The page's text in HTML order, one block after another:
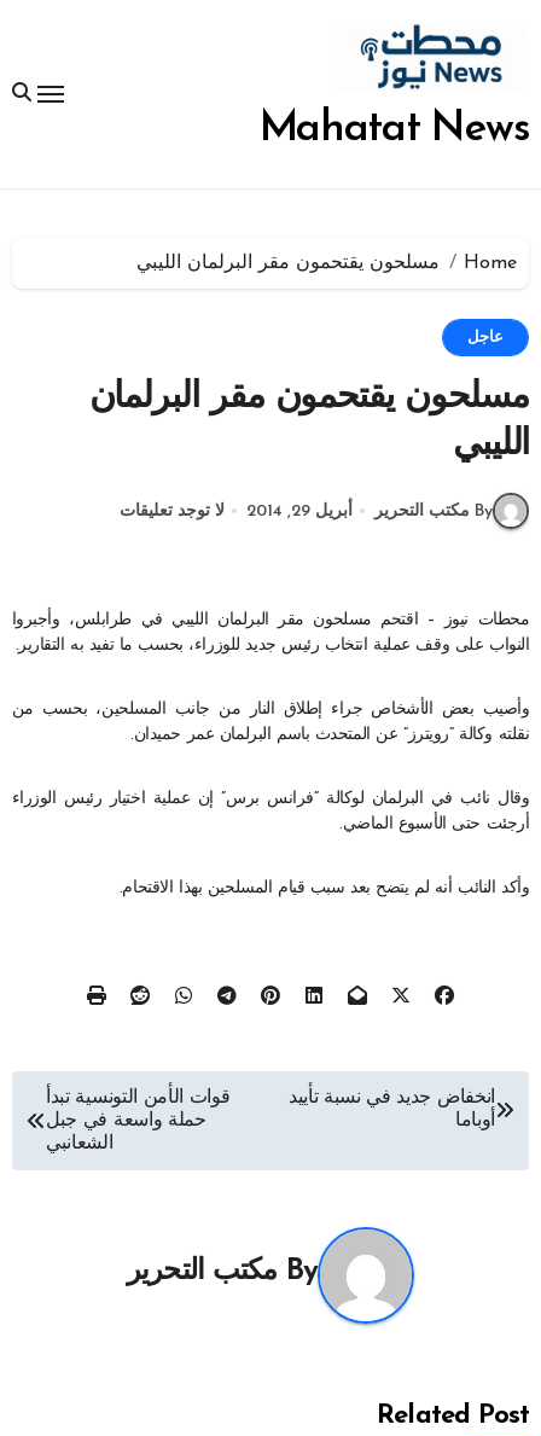
المحتوى
Mahatat News
Home مسلحون يقتحمون مقر البرلمان الليبي
عاجل
مسلحون يقتحمون مقر البرلمان
الليبي
By مكتب التحرير أبريل 29, 2014 لا توجد تعليقات
محطات نيوز – اقتحم مسلحون مقر البرلمان الليبي في طرابلس، وأجبروا
النواب على وقف عملية انتخاب رئيس جديد للوزراء، بحسب ما تفيد به التقارير.
وأصيب بعض الأشخاص جراء إطلاق النار من جانب المسلحين، بحسب من
نقلته وكالة “رويترز” عن المتحدث باسم البرلمان عمر حميدان.
وقال نائب في البرلمان لوكالة “فرانس برس” إن عملية اختيار رئيس الوزراء
أرجئت حتى الأسبوع الماضي.
وأكد النائب أنه لم يتضح بعد سبب قيام المسلحين بهذا الاقتحام.
تصفّح
انخفاض جديد في نسبة تأييد
أوباما
قوات الأمن التونسية تبدأ
حملة واسعة في جبل
الشعانبي
By مكتب التحرير
Related Post